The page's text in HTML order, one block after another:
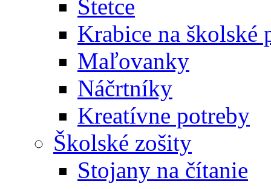
Štetce
Krabice na školské
Maľovanky
Náčrtníky
Kreatívne potreby
Školské zošity
Stojany na čítanie